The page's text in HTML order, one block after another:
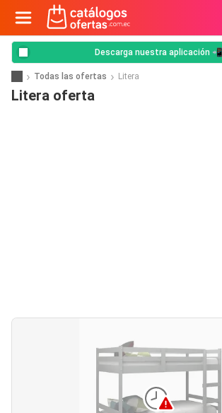
Descarga nuestra aplicación 📲
Todas las ofertas Litera
Litera oferta